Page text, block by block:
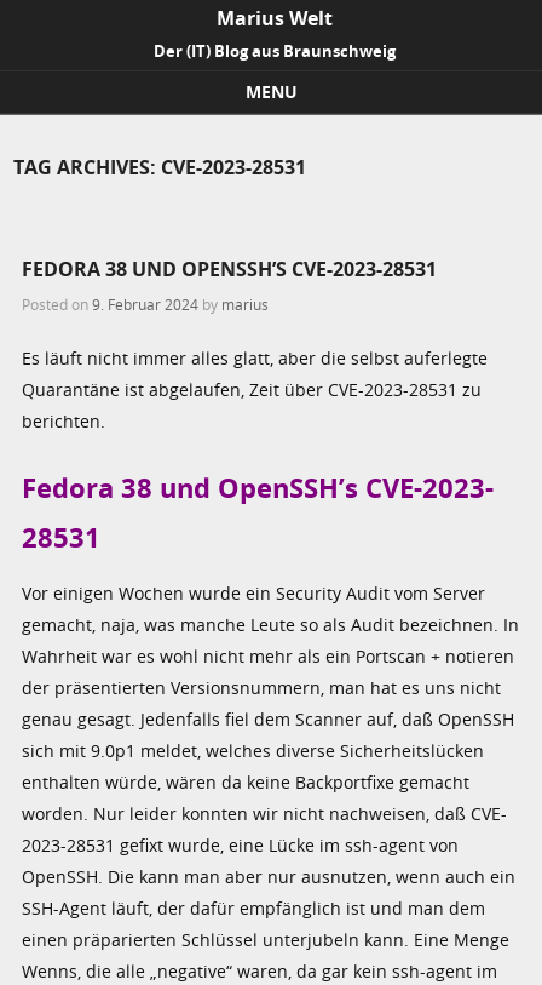
Marius Welt
Der (IT) Blog aus Braunschweig
MENU
TAG ARCHIVES: CVE-2023-28531
FEDORA 38 UND OPENSSH’S CVE-2023-28531
Posted on9. Februar 2024 by marius
Es läuft nicht immer alles glatt, aber die selbst auferlegte
Quarantäne ist abgelaufen, Zeit über CVE-2023-28531 zu
berichten.
Fedora 38 und OpenSSH’s CVE-2023-
28531
Vor einigen Wochen wurde ein Security Audit vom Server
gemacht, naja, was manche Leute so als Audit bezeichnen. In
Wahrheit war es wohl nicht mehr als ein Portscan + notieren
der präsentierten Versionsnummern, man hat es uns nicht
genau gesagt. Jedenfalls fiel dem Scanner auf, daß OpenSSH
sich mit 9.0p1 meldet, welches diverse Sicherheitslücken
enthalten würde, wären da keine Backportfixe gemacht
worden. Nur leider konnten wir nicht nachweisen, daß CVE-
2023-28531 gefixt wurde, eine Lücke im ssh-agent von
OpenSSH. Die kann man aber nur ausnutzen, wenn auch ein
SSH-Agent läuft, der dafür empfänglich ist und man dem
einen präparierten Schlüssel unterjubeln kann. Eine Menge
Wenns, die alle „negative“ waren, da gar kein ssh-agent im